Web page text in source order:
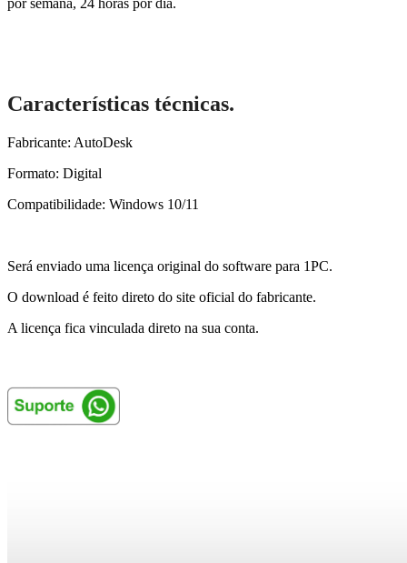
por semana, 24 horas por dia.
Características técnicas.
Fabricante: AutoDesk
Formato: Digital
Compatibilidade: Windows 10/11
Será enviado uma licença original do software para 1PC.
O download é feito direto do site oficial do fabricante.
A licença fica vinculada direto na sua conta.